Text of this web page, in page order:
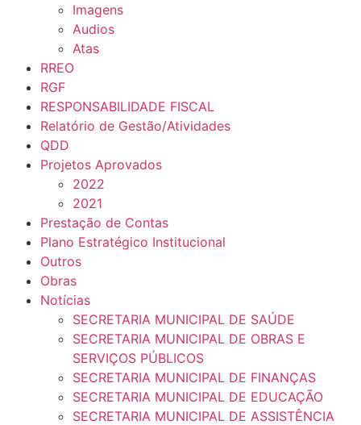
Imagens
Audios
Atas
RREO
RGF
RESPONSABILIDADE FISCAL
Relatório de Gestão/Atividades
QDD
Projetos Aprovados
2022
2021
Prestação de Contas
Plano Estratégico Institucional
Outros
Obras
Notícias
SECRETARIA MUNICIPAL DE SAÚDE
SECRETARIA MUNICIPAL DE OBRAS E
SERVIÇOS PÚBLICOS
SECRETARIA MUNICIPAL DE FINANÇAS
SECRETARIA MUNICIPAL DE EDUCAÇÃO
SECRETARIA MUNICIPAL DE ASSISTÊNCIA